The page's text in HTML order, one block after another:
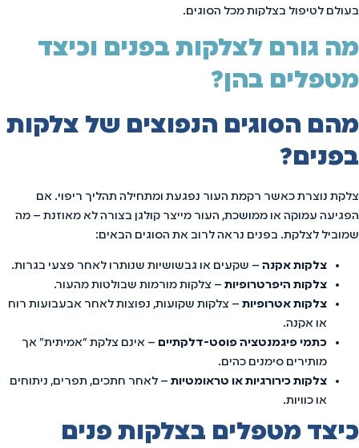
בעולם לטיפול בצלקות מכל הסוגים.
מה גורם לצלקות בפנים וכיצד
מטפלים בהן?
מהם הסוגים הנפוצים של צלקות
בפנים?
צלקת נוצרת כאשר רקמת העור נפגעת ומתחילה תהליך ריפוי. אם
הפגיעה עמוקה או ממושכת, העור מייצר קולגן בצורה לא מאוזנת – מה
שמוביל לצלקת. בפנים נראה לרוב את הסוגים הבאים:
צלקות אקנה – שקעים או גבשושיות שנותרו לאחר פצעי בגרות.
צלקות היפרטרופיות – צלקות מורמות שבולטות מהעור.
צלקות אטרופיות – צלקות שקועות, נפוצות לאחר אבעבועות רוח
או אקנה.
כתמי פיגמנטציה פוסט-דלקתיים – אינם צלקת "אמיתית" אך
מותירים סימנים כהים.
צלקות כירורגיות או טראומטיות – לאחר חתכים, תפרים, ניתוחים
או כוויות.
כיצד מטפלים בצלקות פנים